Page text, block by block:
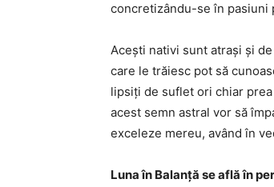
concretizându-se în pasiuni
Acești nativi sunt atrași și
care le trăiesc pot să
lipsiți de suflet ori chiar
acest semn astral vor să
exceleze mereu, având în
Luna în Balanță se află în